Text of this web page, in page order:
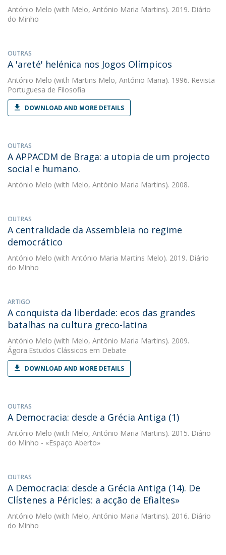
António Melo (with Melo, António Maria Martins). 2019. Diário
do Minho
OUTRAS
A 'areté' helénica nos Jogos Olímpicos
António Melo (with Martins Melo, António Maria). 1996. Revista
Portuguesa de Filosofia
DOWNLOAD AND MORE DETAILS
OUTRAS
A APPACDM de Braga: a utopia de um projecto
social e humano.
António Melo (with Melo, António Maria Martins). 2008.
OUTRAS
A centralidade da Assembleia no regime
democrático
António Melo (with António Maria Martins Melo). 2019. Diário
do Minho
ARTIGO
A conquista da liberdade: ecos das grandes
batalhas na cultura greco-latina
António Melo (with Melo, António Maria Martins). 2009.
Ágora.Estudos Clássicos em Debate
DOWNLOAD AND MORE DETAILS
OUTRAS
A Democracia: desde a Grécia Antiga (1)
António Melo (with Melo, António Maria Martins). 2015. Diário
do Minho - «Espaço Aberto»
OUTRAS
A Democracia: desde a Grécia Antiga (14). De
Clístenes a Péricles: a acção de Efialtes»
António Melo (with Melo, António Maria Martins). 2016. Diário
do Minho